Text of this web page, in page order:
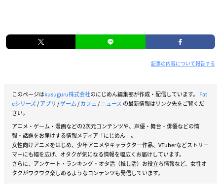
記事の内容について報告する
このページはkusuguru株式会社のにじめん編集部が作成・配信しています。 Fat
eシリーズ/アプリ /ゲーム/カフェ/ニュース の最新情報はリンク先をご覧くだ
さい。
アニメ・ゲーム・漫画などの2次元コンテンツや、声優・舞台・俳優などの情
報・話題をお届けする情報メディア「にじめん」。
女性向けアニメをはじめ、少年アニメやキャラクター作品、VTuberなどストリー
マーにも幅を広げ、オタクが気になる情報を幅広くお届けしています。
さらに、アンケート・ランキング・オタ活（推し活）お役立ち情報など、女性オ
タクがワクワク楽しめるようなコンテンツも発信しています。